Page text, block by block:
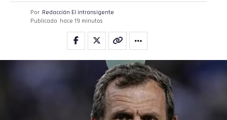
Por Redacción El intransigente
Publicado hace 19 minutos